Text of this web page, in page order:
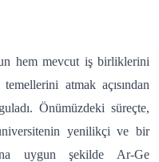
hem mevcut iş birliklerini
atmak açısından
Önümüzdeki süreçte,
yenilikçi ve bir
uygun şekilde Ar-Ge